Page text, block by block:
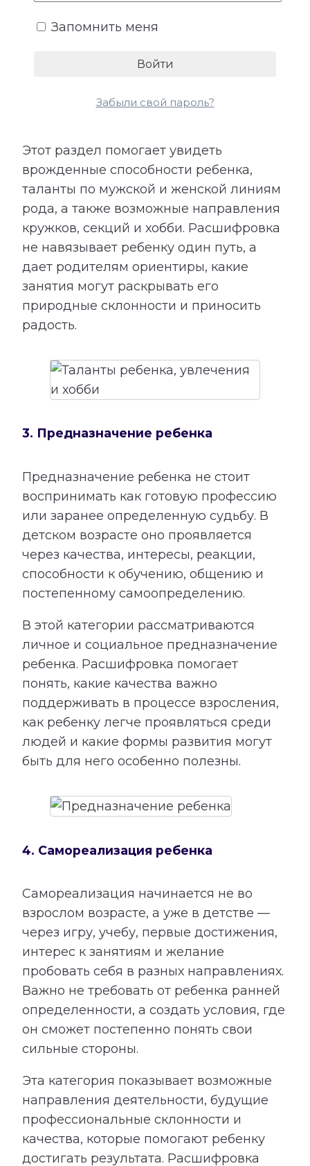
проявляются сразу как очевидные
игре, интересе к музыке, движению,
общению или желании что-то создавать
Этот раздел помогает увидеть
врожденные способности ребенка,
таланты по мужской и женской линиям
рода, а также возможные направления
кружков, секций и хобби. Расшифровка
не навязывает ребенку один путь, а
дает родителям ориентиры, какие
занятия могут раскрывать его
природные склонности и приносить
радость.
3. Предназначение ребенка
Предназначение ребенка не стоит
воспринимать как готовую профессию
или заранее определенную судьбу. В
детском возрасте оно проявляется
через качества, интересы, реакции,
способности к обучению, общению и
постепенному самоопределению.
В этой категории рассматриваются
личное и социальное предназначение
ребенка. Расшифровка помогает
понять, какие качества важно
поддерживать в процессе взросления,
как ребенку легче проявляться среди
людей и какие формы развития могут
быть для него особенно полезны.
4. Самореализация ребенка
Самореализация начинается не во
взрослом возрасте, а уже в детстве —
через игру, учебу, первые достижения,
интерес к занятиям и желание
пробовать себя в разных направлениях.
Важно не требовать от ребенка ранней
определенности, а создать условия, где
он сможет постепенно понять свои
сильные стороны.
Эта категория показывает возможные
направления деятельности, будущие
профессиональные склонности и
качества, которые помогают ребенку
достигать результата. Расшифровка
Запомнить меня
Забыли свой пароль?